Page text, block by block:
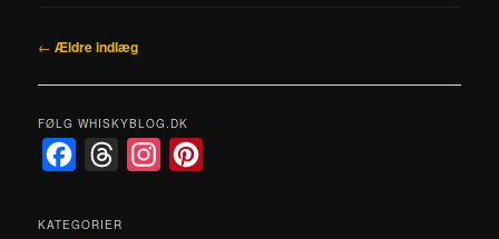
Indlægsnavigation
← Ældre indlæg
FØLG WHISKYBLOG.DK
c
r
KATEGORIER